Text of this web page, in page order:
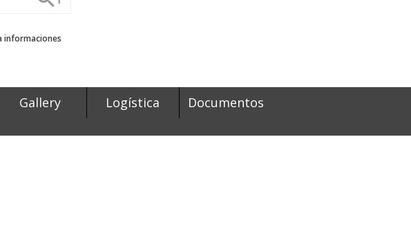
informaciones
Gallery Logística Documentos